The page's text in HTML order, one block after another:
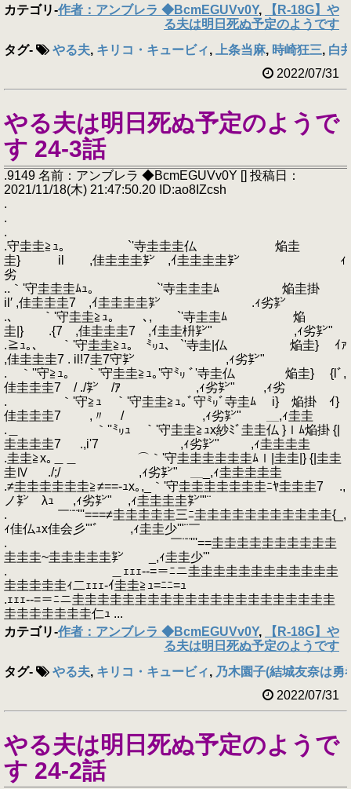
カテゴリ-作者：アンブレラ ◆BcmEGUVv0Y,
【R-18G】や
る夫は明日死ぬ予定のようです
タグ- やる夫, キリコ・キュービィ, 上条当麻, 時崎狂三, 白
2022/07/31
やる夫は明日死ぬ予定のようで
す 24-3話
.9149 名前：アンブレラ ◆BcmEGUVv0Y [] 投稿日：
2021/11/18(木) 21:47:50.20 ID:ao8IZcsh
.
.
.
.守圭圭≧ｭ｡ `'寺圭圭圭仏 焔圭
圭} il ,佳圭圭圭㌢ ,ｲ圭圭圭圭㌢ ｨ
劣
..｀'守圭圭圭ﾑｭ｡ `'寺圭圭圭ﾑ 焔圭掛
il′ ,佳圭圭圭7 ,ｲ圭圭圭圭㌢ .ｨ劣㌢
.､ ｀'守圭圭≧ｭ｡ ､, `'寺圭圭ﾑ 焔
圭|} .{7 ,佳圭圭圭7 ,ｲ圭圭枡㌢" ,ｨ劣㌢"
.≧ｭ｡、 ｀'守圭圭≧ｭ｡ ㍉ｭ、 `'寺圭|仏 焔圭} ｲｧ
,佳圭圭圭7 . il!7圭7守㌢ ,ｨ劣㌢"
. ｀''守≧ｭ｡ ｀'守圭圭≧ｭ｡'守㍉ ﾞ'寺圭仏 焔圭} {lﾞ,
佳圭圭圭7 / ./㌢ /ｱ ,ｨ劣㌢" ,ｨ劣
. ｀'守≧ｭ ｀'守圭圭≧ｭ｡ﾞ守㍉ﾞ寺圭ﾑ i} 焔掛 ｲ}
佳圭圭圭7 ,〃 / ,ｨ劣㌢" ＿,ｨ圭圭
.＿ ｀''㍉ｭ ｀'守圭圭≧ｭx紗ﾐﾞ圭圭仏 }ｌﾑ焔掛 {|
圭圭圭圭7 .,i'7 ,ｨ劣㌢" ,ｨ圭圭圭圭
.圭圭≧x｡＿＿ ⌒｀'守圭圭圭圭圭圭ﾑｌ|圭圭|} {|圭圭
圭Ⅳ ./;/ ,ｨ劣㌢" ＿_,ｨ圭圭圭圭圭
.≠圭圭圭圭圭圭≧≠==-ｭx｡,_｀'守圭圭圭圭圭圭圭ﾆﾔ圭圭圭7 .,
ノ㌢ λｭ ,ｨ劣㌢" ,ｨ圭圭圭圭㌢'"¨￣
. ￣¨¨'''===≠圭圭圭圭圭三ﾆ圭圭圭圭圭圭圭圭圭圭圭{_,
ｨ佳仏ｭx佳会彡'"゛ ,ｨ圭圭少'"¨￣
. ￣¨¨'''==圭圭圭圭圭圭圭圭圭圭
圭圭圭~圭圭圭圭圭㌢ _,ｨ圭圭少'"
. ＿ｪｪｪ-‐=＝ﾆニ圭圭圭圭圭圭圭圭圭圭圭圭
圭圭圭圭圭ｨ二ｪｪｪ‐ｲ圭圭≧ｭ=ﾆﾆ=ｭ
.ｪｪｪ-‐=＝ﾆニ圭圭圭圭圭圭圭圭圭圭圭圭圭圭圭圭圭圭圭圭圭
圭圭圭圭圭圭圭仁ｭ ...
カテゴリ-作者：アンブレラ ◆BcmEGUVv0Y,
【R-18G】や
る夫は明日死ぬ予定のようです
タグ- やる夫, キリコ・キュービィ, 乃木園子(結城友奈は勇
2022/07/31
やる夫は明日死ぬ予定のようで
す 24-2話